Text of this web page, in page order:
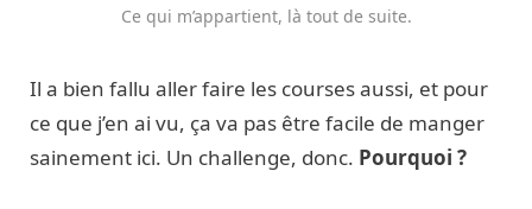
Ce qui m’appartient, là tout de suite.
Il a bien fallu aller faire les courses aussi, et pour
ce que j’en ai vu, ça va pas être facile de manger
sainement ici. Un challenge, donc. Pourquoi ?